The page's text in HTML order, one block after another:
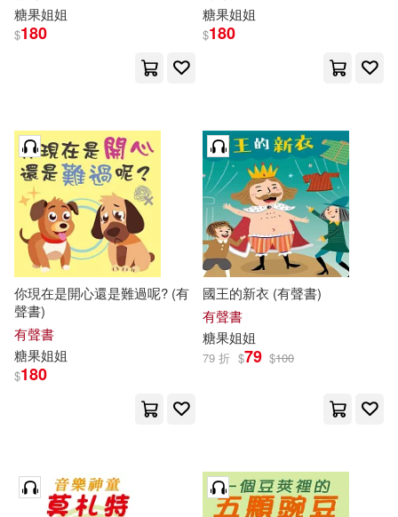
糖果姐姐
$180
糖果姐姐
$180
你現在是開心還是難過呢? (有
聲書)
有聲書
糖果姐姐
$180
國王的新衣 (有聲書)
有聲書
糖果姐姐
79 折 $79 $100